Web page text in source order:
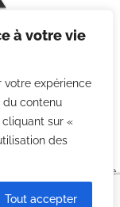
à votre vie
votre expérience
du contenu
cliquant sur «
des
Tout accepter
Agence